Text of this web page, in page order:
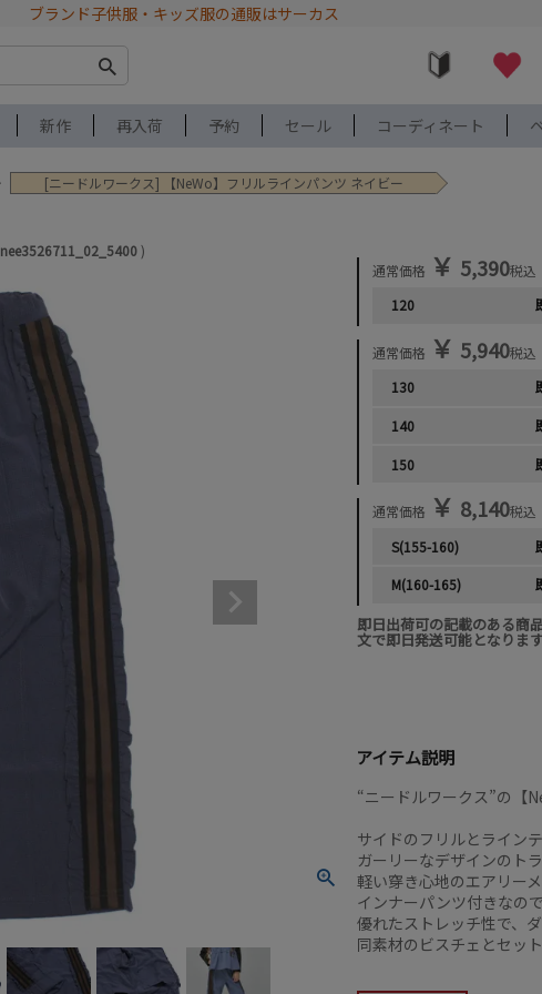
ブランド子供服・キッズ服の通販はサーカス
新作 再入荷 予約 セール コーディネート
[ニードルワークス] 【NeWo】フリルラインパンツ ネイビー
nee3526711_02_5400
通常価格 ￥ 5,390税込
120
通常価格 ￥ 5,940税込
130
140
150
通常価格 ￥ 8,140税込
S(155-160)
M(160-165)
即日出荷可の記載のある商
文で即日発送可能となります
アイテム説明
“ニードルワークス”の【
サイドのフリルとライン
ガーリーなデザインのト
軽い穿き心地のエアリー
インナーパンツ付きなの
優れたストレッチ性で、
同素材のビスチェとセッ